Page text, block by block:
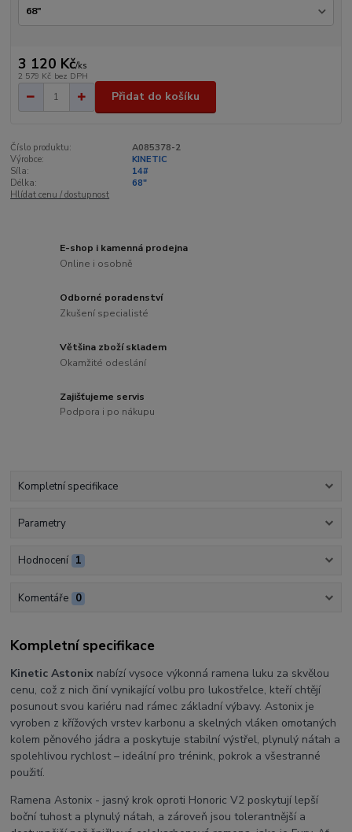
3 120 Kč/ks
2 579 Kč bez DPH
Přidat do košíku
Číslo produktu:
A085378-2
Výrobce:
KINETIC
Síla:
14#
Délka:
68"
Hlídat cenu / dostupnost
E-shop i kamenná prodejna
Online i osobně
Odborné poradenství
Zkušení specialisté
Většina zboží skladem
Okamžité odeslání
Zajišťujeme servis
Podpora i po nákupu
Kompletní specifikace
Parametry
Hodnocení 1
Komentáře 0
Kompletní specifikace
Kinetic Astonix nabízí vysoce výkonná ramena luku za skvělou
cenu, což z nich činí vynikající volbu pro lukostřelce, kteří chtějí
posunout svou kariéru nad rámec základní výbavy. Astonix je
vyroben z křížových vrstev karbonu a skelných vláken omotaných
kolem pěnového jádra a poskytuje stabilní výstřel, plynulý nátah a
spolehlivou rychlost – ideální pro trénink, pokrok a všestranné
použití.
Ramena Astonix - jasný krok oproti Honoric V2 poskytují lepší
boční tuhost a plynulý nátah, a zároveň jsou tolerantnější a